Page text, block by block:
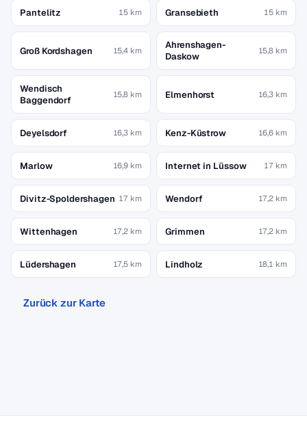
Pantelitz 15 km Gransebieth 15 km
Groß Kordshagen 15,4 km
Ahrenshagen-
Daskow
15,8 km
Wendisch
Baggendorf
15,8 km Elmenhorst 16,3 km
Deyelsdorf 16,3 km Kenz-Küstrow 16,6 km
Marlow 16,9 km Internet in Lüssow 17 km
Divitz-Spoldershagen 17 km Wendorf 17,2 km
Wittenhagen 17,2 km Grimmen 17,2 km
Lüdershagen 17,5 km Lindholz 18,1 km
Zurück zur Karte